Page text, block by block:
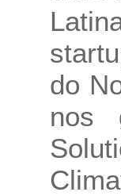
do
nos